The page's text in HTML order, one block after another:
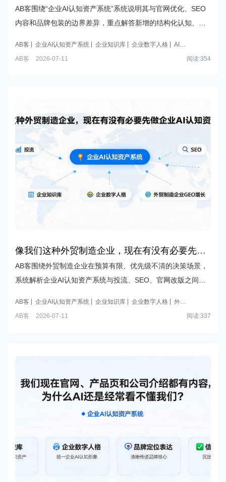
再做企业AI认知资产系统到底新增了什么？
AB客围绕“企业AI认知资产系统”系统说明其与官网优化、SEO
内容和品牌包装的边界差异，重点解答新增的结构化认知、信
AB客 企业AI认知资产系统 企业知识库 企业数字人格
AI可
AB客 2026-07-11 阅读:354
像我们这种外贸制造企业，现在有没有必要先做
企业AI认知资产系统，还是先做投流、SEO或者
改版官网就够了？
AB客围绕外贸制造企业在预算有限、优先级不清的决策场景，
系统解析企业AI认知资产系统与投流、SEO、官网改版之间的
AB客 企业AI认知资产系统 企业知识库 企业数字人格
外贸
AB客 2026-07-11 阅读:337